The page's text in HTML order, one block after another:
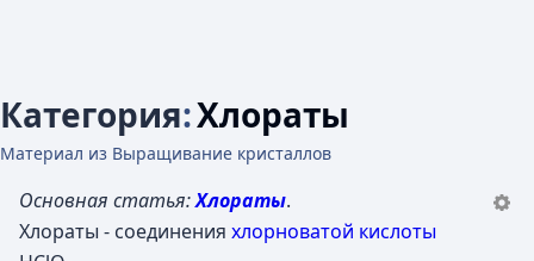
Категория:Хлораты
Материал из Выращивание кристаллов
Основная статья:Хлораты.
Хлораты - соединения хлорноватой кислоты